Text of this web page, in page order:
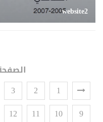
website2
الصفحة 121 من
1
2
3
9
10
11
12